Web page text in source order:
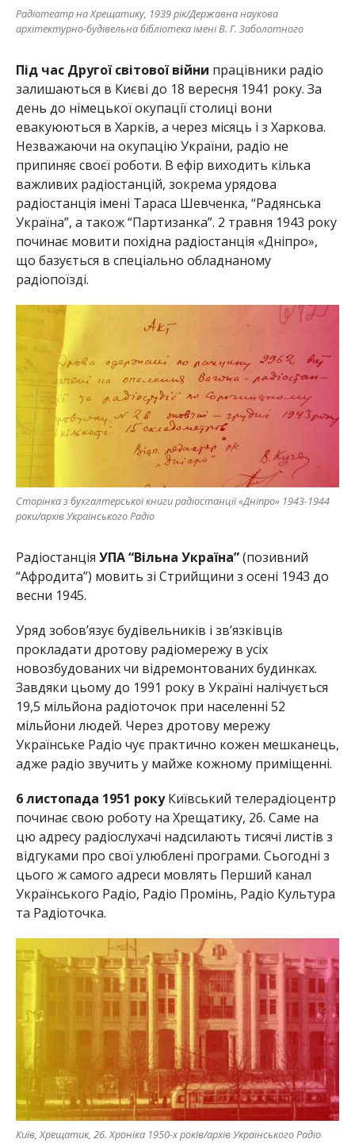
Радіотеатр на Хрещатику, 1939 рік/Державна наукова
архітектурно-будівельна бібліотека імені В. Г. Заболотного
Під час Другої світової війни працівники радіо
залишаються в Києві до 18 вересня 1941 року. За
день до німецької окупації столиці вони
евакуюються в Харків, а через місяць і з Харкова.
Незважаючи на окупацію України, радіо не
припиняє своєї роботи. В ефір виходить кілька
важливих радіостанцій, зокрема урядова
радіостанція імені Тараса Шевченка, “Радянська
Україна”, а також “Партизанка”. 2 травня 1943 року
починає мовити похідна радіостанція «Дніпро»,
що базується в спеціально обладнаному
радіопоїзді.
Сторінка з бухгалтерської книги радіостанції «Дніпро» 1943-1944
роки/архів Українського Радіо
Радіостанція УПА “Вільна Україна”(позивний
“Афродита”) мовить зі Стрийщини з осені 1943 до
весни 1945.
Уряд зобов’язує будівельників і зв’язківців
прокладати дротову радіомережу в усіх
новозбудованих чи відремонтованих будинках.
Завдяки цьому до 1991 року в Україні налічується
19,5 мільйона радіоточок при населенні 52
мільйони людей. Через дротову мережу
Українське Радіо чує практично кожен мешканець,
адже радіо звучить у майже кожному приміщенні.
6 листопада 1951 рокуКиївський телерадіоцентр
починає свою роботу на Хрещатику, 26. Саме на
цю адресу радіослухачі надсилають тисячі листів з
відгуками про свої улюблені програми. Сьогодні з
цього ж самого адреси мовлять Перший канал
Українського Радіо, Радіо Промінь, Радіо Культура
та Радіоточка.
Київ, Хрещатик, 26. Хроніка 1950-х років/архів Українського Радіо